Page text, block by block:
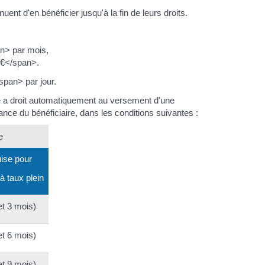
d'en bénéficier jusqu'à la fin de leurs droits.
par mois,
span>.
par jour.
droit automatiquement au versement d'une
du bénéficiaire, dans les conditions suivantes :
pour
taux plein
3 mois)
6 mois)